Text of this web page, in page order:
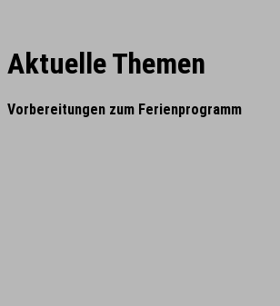
Aktuelle Themen
Vorbereitungen zum Ferienprogramm